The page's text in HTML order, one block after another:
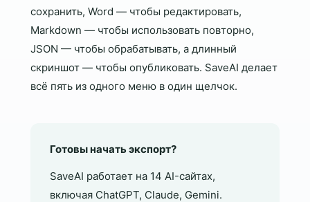
сохранить, Word — чтобы редактировать,
Markdown — чтобы использовать повторно,
JSON — чтобы обрабатывать, а длинный
скриншот — чтобы опубликовать. SaveAI делает
всё пять из одного меню в один щелчок.
Готовы начать экспорт?
SaveAI работает на 14 AI-сайтах,
включая ChatGPT, Claude, Gemini.